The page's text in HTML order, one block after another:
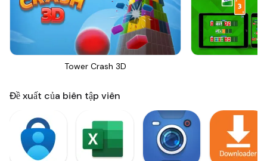
Tower Crash 3D
Đề xuất của biên tập viên